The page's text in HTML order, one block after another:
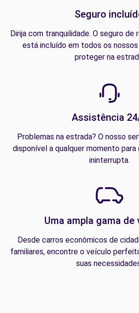
Seguro
Dirija com tranquilidade. O seguro de
está incluído em todos os nossos
proteger na
Assistência
Problemas na estrada? O nosso
disponível a qualquer momento para
ininterrupta.
Uma ampla gama de
Desde carros econômicos de
familiares, encontre o veículo
suas